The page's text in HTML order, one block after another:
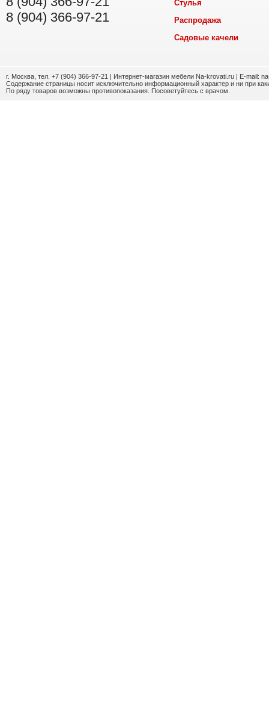
8 (904) 366-97-21
Стулья
Распродажа
Садовые качели
г. Москва, тел. +7 (904) 366-97-21 | Интернет-магазин мебели Na-krovati.ru | E-mail:
Содержание страницы носит исключительно информационный характер и ни при
По ряду товаров возможны противопоказания. Посоветуйтесь с врачом.